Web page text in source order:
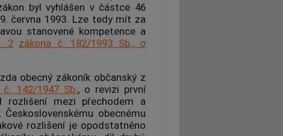
byl vyhlášen v částce 46
června 1993. Lze tedy mít za
stanovené kompetence a
2 zákona č. 182/1993 Sb., o
obecný zákoník občanský z
č. 142/1947 Sb. , o revizi první
rozlišení mezi přechodem a
obecnému
rozlišení je opodstatněno